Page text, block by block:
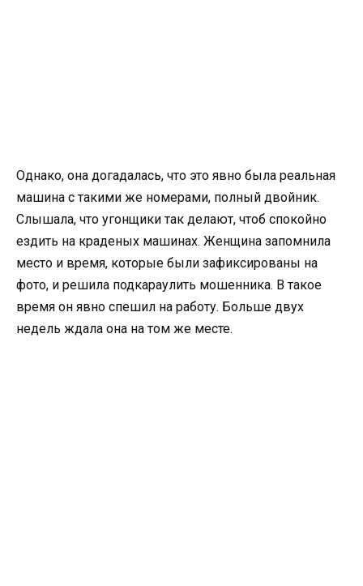
Однако, она догадалась, что это явно была реальная
машина с такими же номерами, полный двойник.
Слышала, что угонщики так делают, чтоб спокойно
ездить на краденых машинах. Женщина запомнила
место и время, которые были зафиксированы на
фото, и решила подкараулить мошенника. В такое
время он явно спешил на работу. Больше двух
недель ждала она на том же месте.